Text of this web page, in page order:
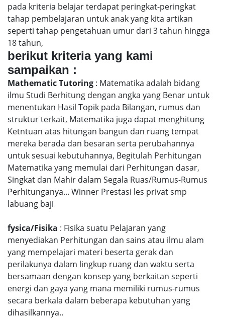
pada kriteria belajar terdapat peringkat-peringkat
tahap pembelajaran untuk anak yang kita artikan
seperti tahap pengetahuan umur dari 3 tahun hingga
18 tahun,
berikut kriteria yang kami
sampaikan :
Mathematic Tutoring : Matematika adalah bidang
ilmu Studi Berhitung dengan angka yang Benar untuk
menentukan Hasil Topik pada Bilangan, rumus dan
struktur terkait, Matematika juga dapat menghitung
Ketntuan atas hitungan bangun dan ruang tempat
mereka berada dan besaran serta perubahannya
untuk sesuai kebutuhannya, Begitulah Perhitungan
Matematika yang memulai dari Perhitungan dasar,
Singkat dan Mahir dalam Segala Ruas/Rumus-Rumus
Perhitunganya... Winner Prestasi les privat smp
labuang baji
fysica/Fisika : Fisika suatu Pelajaran yang
menyediakan Perhitungan dan sains atau ilmu alam
yang mempelajari materi beserta gerak dan
perilakunya dalam lingkup ruang dan waktu serta
bersamaan dengan konsep yang berkaitan seperti
energi dan gaya yang mana memiliki rumus-rumus
secara berkala dalam beberapa kebutuhan yang
dihasilkannya..